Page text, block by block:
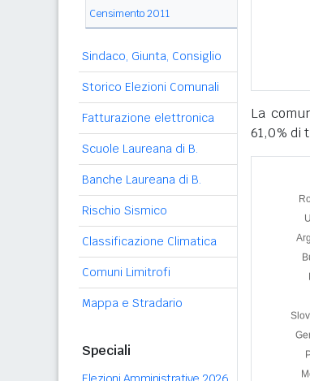
Censimento 2011
Sindaco, Giunta, Consiglio
Storico Elezioni Comunali
Fatturazione elettronica
Scuole Laureana di B.
Banche Laureana di B.
Rischio Sismico
Classificazione Climatica
Comuni Limitrofi
Mappa e Stradario
Speciali
La
61,0% di